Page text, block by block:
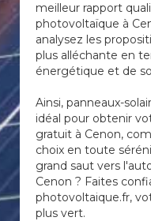
meilleur rapport
photovoltaïque à
analysez les
plus alléchante en
énergétique et de
Ainsi, panneaux-
idéal pour obtenir
gratuit à Cenon,
choix en toute
grand saut vers
Cenon ? Faites
photovoltaique.fr,
plus vert.